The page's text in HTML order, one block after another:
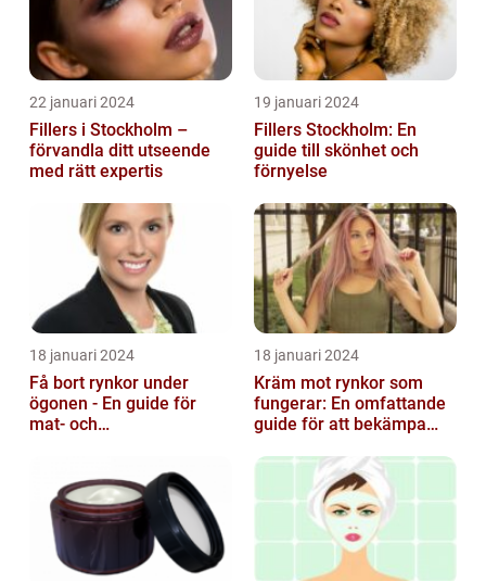
22 januari 2024
Fillers i Stockholm –
förvandla ditt utseende
med rätt expertis
19 januari 2024
Fillers Stockholm: En
guide till skönhet och
förnyelse
18 januari 2024
Få bort rynkor under
ögonen - En guide för
mat- och
18 januari 2024
Kräm mot rynkor som
fungerar: En omfattande
guide för att bekämpa